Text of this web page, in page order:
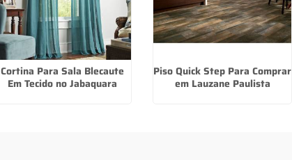
Cortina Para Sala Blecaute
Em Tecido no Jabaquara
Piso Quick Step Para Comprar
em Lauzane Paulista